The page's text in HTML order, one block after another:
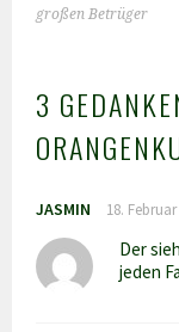
großen Betrüger
3
JASMIN 18.
Der
jeden